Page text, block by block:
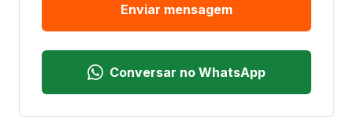
Enviar mensagem
Conversar no WhatsApp